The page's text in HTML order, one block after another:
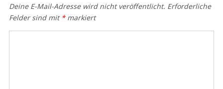
Deine E-Mail-Adresse wird nicht veröffentlicht. Erforderliche
Felder sind mit *markiert